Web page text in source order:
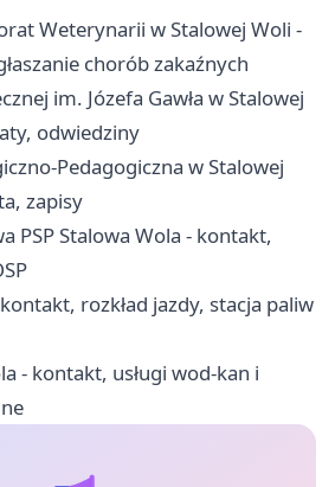
Weterynarii w Stalowej Woli -
chorób zakaźnych
im. Józefa Gawła w Stalowej
odwiedziny
Pedagogiczna w Stalowej
zapisy
PSP Stalowa Wola - kontakt,
rozkład jazdy, stacja paliw
- kontakt, usługi wod-kan i